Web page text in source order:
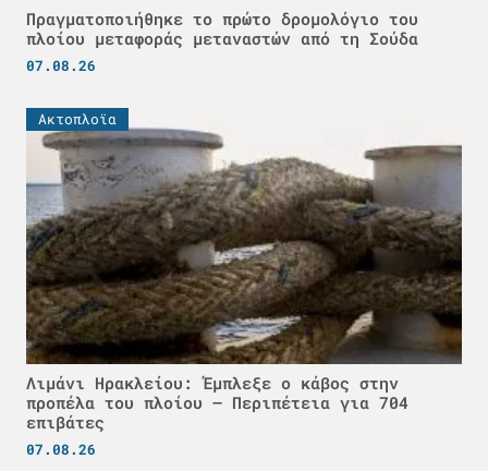
Πραγματοποιήθηκε το πρώτο δρομολόγιο του
πλοίου μεταφοράς μεταναστών από τη Σούδα
07.08.26
Ακτοπλοϊα
Λιμάνι Ηρακλείου: Έμπλεξε ο κάβος στην
προπέλα του πλοίου – Περιπέτεια για 704
επιβάτες
07.08.26